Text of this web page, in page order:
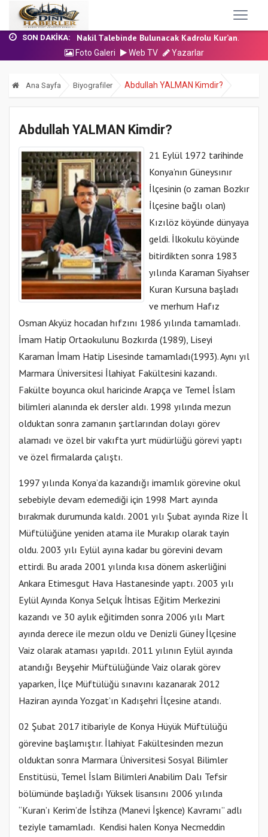
SON DAKIKA:
24 Temmuz 2026 - Cuma Hutbesi
7 Ağustos 2026 - Cuma Hutbesi
Nakil Talebinde Bulunacak Kadrolu Kur’an...
Aşçı Alımı (Kurum İçi) Sınavı (Sözlü) So...
24 Temmuz 2026 - Cuma Hutbesi
7 Ağustos 2026 - Cuma Hutbesi
Foto Galeri Web TV Yazarlar
Ana Sayfa Biyografiler Abdullah YALMAN Kimdir?
Abdullah YALMAN Kimdir?
21 Eylül 1972 tarihinde
Konya’nın Güneysınır
İlçesinin (o zaman Bozkır
İlçesine bağlı olan)
Kızılöz köyünde dünyaya
geldi. İlkokulu köyünde
bitirdikten sonra 1983
yılında Karaman Siyahser
Kuran Kursuna başladı
ve merhum Hafız
Osman Akyüz hocadan hıfzını 1986 yılında tamamladı.
İmam Hatip Ortaokulunu Bozkırda (1989), Liseyi
Karaman İmam Hatip Lisesinde tamamladı(1993). Aynı yıl
Marmara Üniversitesi İlahiyat Fakültesini kazandı.
Fakülte boyunca okul haricinde Arapça ve Temel İslam
bilimleri alanında ek dersler aldı. 1998 yılında mezun
olduktan sonra zamanın şartlarından dolayı görev
alamadı ve özel bir vakıfta yurt müdürlüğü görevi yaptı
ve özel firmalarda çalıştı.
1997 yılında Konya’da kazandığı imamlık görevine okul
sebebiyle devam edemediği için 1998 Mart ayında
bırakmak durumunda kaldı. 2001 yılı Şubat ayında Rize İl
Müftülüğüne yeniden atama ile Murakıp olarak tayin
oldu. 2003 yılı Eylül ayına kadar bu görevini devam
ettirdi. Bu arada 2001 yılında kısa dönem askerliğini
Ankara Etimesgut Hava Hastanesinde yaptı. 2003 yılı
Eylül Ayında Konya Selçuk İhtisas Eğitim Merkezini
kazandı ve 30 aylık eğitimden sonra 2006 yılı Mart
ayında derece ile mezun oldu ve Denizli Güney İlçesine
Vaiz olarak ataması yapıldı. 2011 yılının Eylül ayında
atandığı Beyşehir Müftülüğünde Vaiz olarak görev
yaparken, İlçe Müftülüğü sınavını kazanarak 2012
Haziran ayında Yozgat’ın Kadışehri İlçesine atandı.
02 Şubat 2017 itibariyle de Konya Hüyük Müftülüğü
görevine başlamıştır. İlahiyat Fakültesinden mezun
olduktan sonra Marmara Üniversitesi Sosyal Bilimler
Enstitüsü, Temel İslam Bilimleri Anabilim Dalı Tefsir
bölümünde başladığı Yüksek lisansını 2006 yılında
“Kuran’ı Kerim’de İstihza (Manevi İşkence) Kavramı” adlı
teziyle tamamladı. Kendisi halen Konya Necmeddin